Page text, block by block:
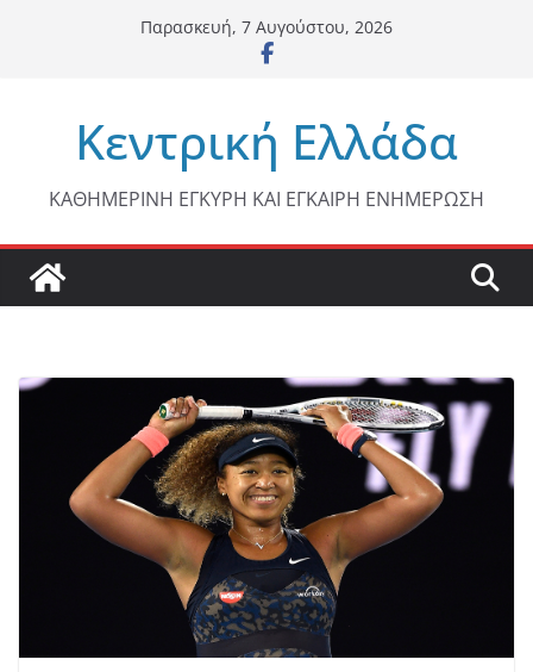
Παρασκευή, 7 Αυγούστου, 2026
Κεντρική Ελλάδα
ΚΑΘΗΜΕΡΙΝΗ ΕΓΚΥΡΗ ΚΑΙ ΕΓΚΑΙΡΗ ΕΝΗΜΕΡΩΣΗ